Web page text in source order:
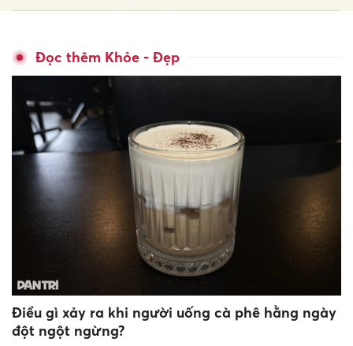
Đọc thêm Khỏe - Đẹp
Điều gì xảy ra khi người uống cà phê hằng ngày
đột ngột ngừng?